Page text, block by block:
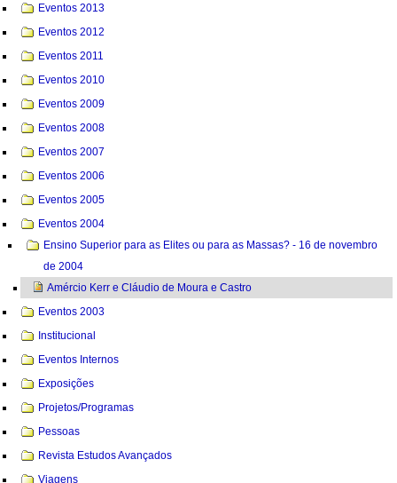
Eventos 2013
Eventos 2012
Eventos 2011
Eventos 2010
Eventos 2009
Eventos 2008
Eventos 2007
Eventos 2006
Eventos 2005
Eventos 2004
Ensino Superior para as Elites ou para as Massas? - 16 de novembro
de 2004
Amércio Kerr e Cláudio de Moura e Castro
Eventos 2003
Institucional
Eventos Internos
Exposições
Projetos/Programas
Pessoas
Revista Estudos Avançados
Viagens